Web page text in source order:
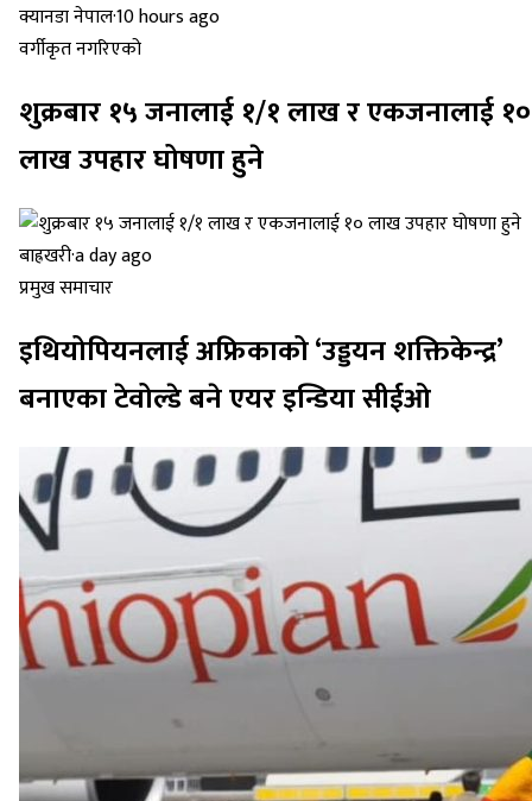
क्यानडा नेपाल·10 hours ago
वर्गीकृत नगरिएको
शुक्रबार १५ जनालाई १/१ लाख र एकजनालाई १०
लाख उपहार घोषणा हुने
बाह्रखरी·a day ago
प्रमुख समाचार
इथियोपियनलाई अफ्रिकाको ‘उड्डयन शक्तिकेन्द्र’
बनाएका टेवोल्डे बने एयर इन्डिया सीईओ